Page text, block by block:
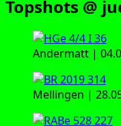
Topshots @
Andermatt |
Mellingen |